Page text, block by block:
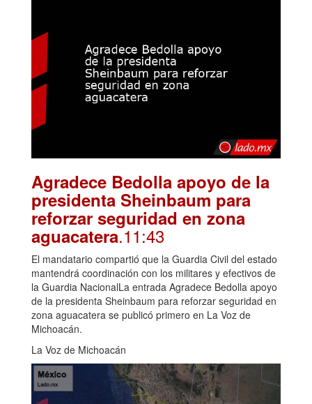
Agradece Bedolla apoyo de la
presidenta Sheinbaum para
reforzar seguridad en zona
aguacatera.11:43
El mandatario compartió que la Guardia Civil del estado
mantendrá coordinación con los militares y efectivos de
la Guardia NacionalLa entrada Agradece Bedolla apoyo
de la presidenta Sheinbaum para reforzar seguridad en
zona aguacatera se publicó primero en La Voz de
Michoacán.
La Voz de Michoacán